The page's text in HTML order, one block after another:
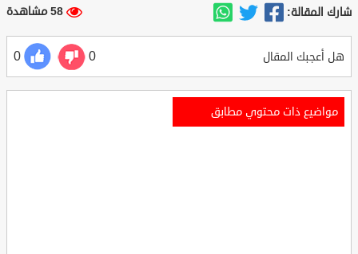
شارك المقالة: 58 مشاهدة
هل أعجبك المقال 0
0
مواضيع ذات محتوي مطابق